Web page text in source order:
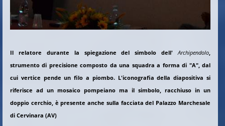
Il relatore durante la spiegazione del simbolo dell'Archipendolo,
strumento di precisione composto da una squadra a forma di "A", dal
cui vertice pende un filo a piombo. L'iconografia della diapositiva si
riferisce ad un mosaico pompeiano ma il simbolo, racchiuso in un
doppio cerchio, è presente anche sulla facciata del Palazzo Marchesale
di Cervinara (AV)